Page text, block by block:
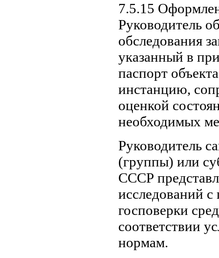
7.5.15
Руководитель
обследования
указанный в
паспорт
инстанцию,
оценкой
необходимых
Руководитель
(группы) или
СССР
исследований
госповерки
соответствии
нормам.